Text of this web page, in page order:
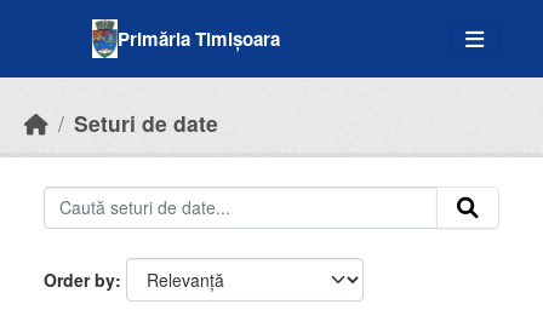
Primăria Timișoara
Seturi de date
Order by